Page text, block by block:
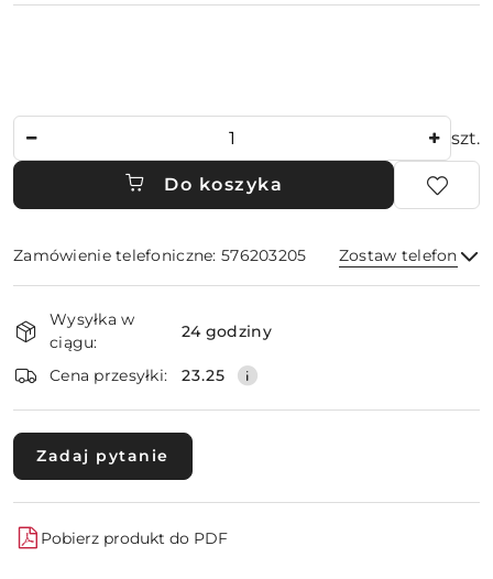
szt.
Do koszyka
Zamówienie telefoniczne: 576203205 Zostaw telefon
i
dostawa
Wysyłka w
ciągu:
24 godziny
Cena przesyłki: 23.25
Zadaj pytanie
Pobierz produkt do PDF